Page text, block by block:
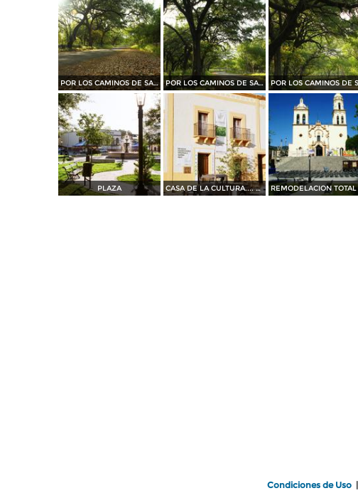
POR LOS CAMINOS DE SANTIAGO POR LOS CAMINOS DE SANTIAGO
PLAZA CASA DE LA CULTURA.... 35 mm
Condiciones de Uso